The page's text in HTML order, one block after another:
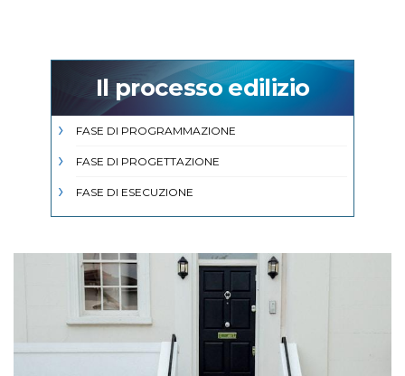
Il processo edilizio
FASE DI PROGRAMMAZIONE
FASE DI PROGETTAZIONE
FASE DI ESECUZIONE